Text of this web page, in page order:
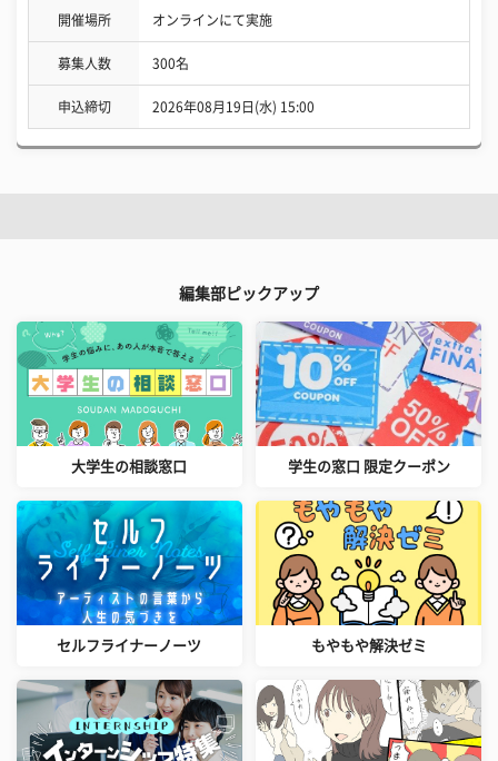
開催場所 オンラインにて実施
募集人数 300名
申込締切 2026年08月19日(水) 15:00
編集部ピックアップ
大学生の相談窓口 学生の窓口 限定クーポン
セルフライナーノーツ もやもや解決ゼミ